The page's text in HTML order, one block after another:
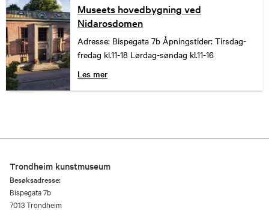
Museets hovedbygning ved
Nidarosdomen
Adresse: Bispegata 7b Åpningstider: Tirsdag-
fredag kl.11-18 Lørdag-søndag kl.11-16
Les mer
Trondheim kunstmuseum
Besøksadresse:
Bispegata 7b
7013 Trondheim